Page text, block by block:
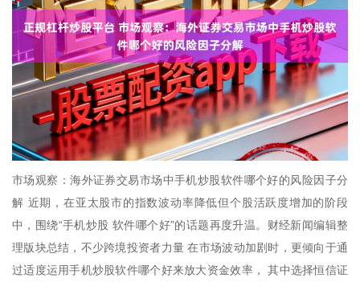
市场观察：海外证券交易市场中手机炒股软件哪个好的风险因子分
解 近期，在亚太股市的指数波动率降低但个股活跃度增加的阶段
中，围绕“手机炒股 软件哪个好”的话题再度升温。财经新闻编辑整
理版块总结，不少跨境投资者力量 在市场波动加剧时，更倾向于通
过适度运用手机炒股软件哪个好来放大资金效率， 其中选择恒信证